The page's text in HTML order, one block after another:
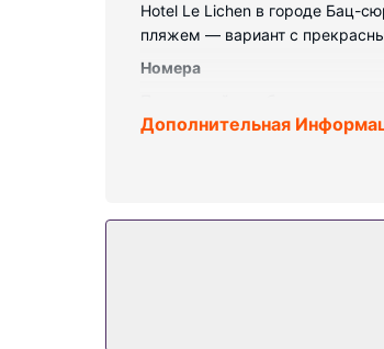
Hotel Le Lichen в городе Бац-
пляжем — вариант с
Номера
плоскоэкранные телевизоры.
К вашим услугам терраса и
беспроводной доступ в
Отель предоставляет
Дополнительная